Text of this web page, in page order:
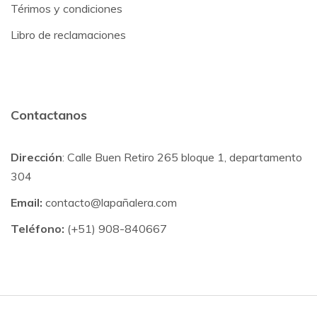
Térimos y condiciones
Libro de reclamaciones
Contactanos
Dirección: Calle Buen Retiro 265 bloque 1, departamento
304
Email: contacto@lapañalera.com
Teléfono: (+51) 908-840667